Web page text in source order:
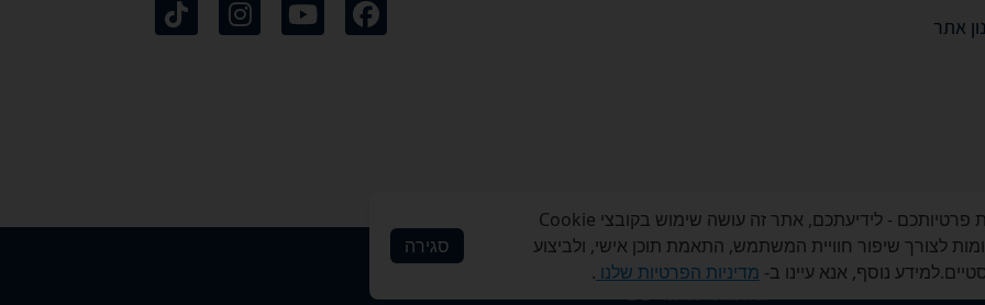
אתר
כל הזכויות שמורות לוינקלר קליניק © 2026
אנו מכבדים את פרטיותכם - לידיעתכם, אתר זה עושה שימוש בקובצי Cookie
לצורך שיפור חוויית המשתמש, התאמת תוכן אישי, ולביצוע
נוסף, אנא עיינו ב- מדיניות הפרטיות שלנו .
סגירה